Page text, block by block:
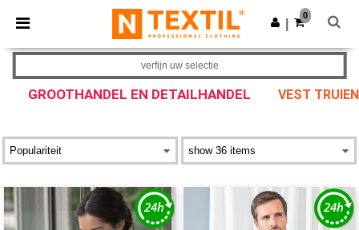
× Ntextil-app
Betere prijzen in de app!
Download app
0
GROOTHANDEL EN DETAILHANDEL VEST TRUIEN
verfijn uw selectie